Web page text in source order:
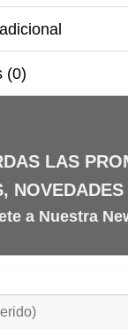
(0)
LAS
a Nuestra